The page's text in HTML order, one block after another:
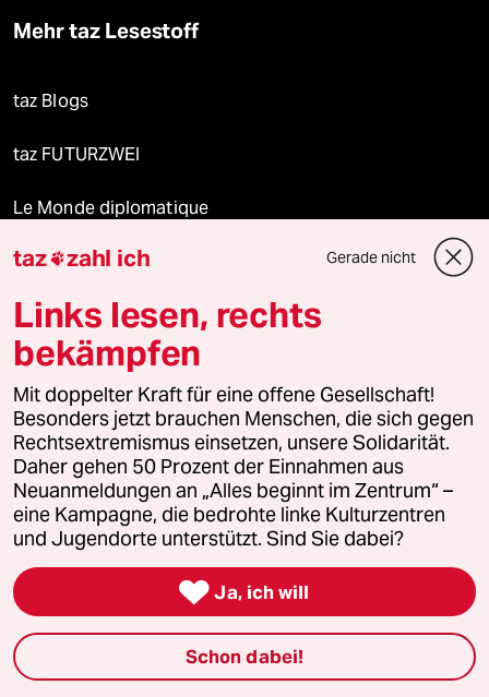
Mehr taz Lesestoff
taz Blogs
taz FUTURZWEI
Le Monde diplomatique
taz Archiv
Mehr taz Angebote
Reisen
Kantine
Shop
Anzeigen
Fragen & Hilfe
taz zahl ich Gerade nicht
Links lesen, rechts
bekämpfen
Mit doppelter Kraft für eine offene Gesellschaft!
Besonders jetzt brauchen Menschen, die sich gegen
Rechtsextremismus einsetzen, unsere Solidarität.
Daher gehen 50 Prozent der Einnahmen aus
Neuanmeldungen an „Alles beginnt im Zentrum“ –
eine Kampagne, die bedrohte linke Kulturzentren
und Jugendorte unterstützt. Sind Sie dabei?
 Ja, ich will
Schon dabei!